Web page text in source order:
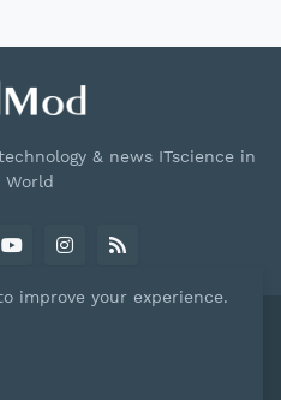
& news ITscience in
World
improve your experience.